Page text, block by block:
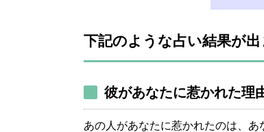
下記のような占い結果が出
彼があなたに惹かれた理
あの人があなたに惹かれたのは、あ